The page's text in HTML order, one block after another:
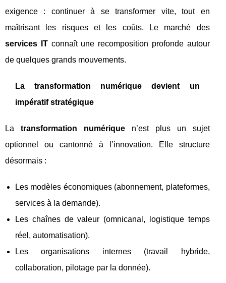
exigence : continuer à se transformer vite, tout en
maîtrisant les risques et les coûts. Le marché des
services ITconnaît une recomposition profonde autour
de quelques grands mouvements.
La transformation numérique devient un
impératif stratégique
La transformation numériquen’est plus un sujet
optionnel ou cantonné à l’innovation. Elle structure
désormais :
Les modèles économiques (abonnement, plateformes,
services à la demande).
Les chaînes de valeur (omnicanal, logistique temps
réel, automatisation).
Les organisations internes (travail hybride,
collaboration, pilotage par la donnée).